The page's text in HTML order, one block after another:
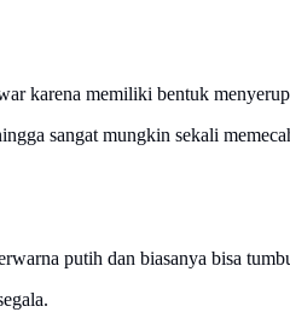
karena memiliki bentuk
sangat mungkin sekali
putih dan biasanya bisa